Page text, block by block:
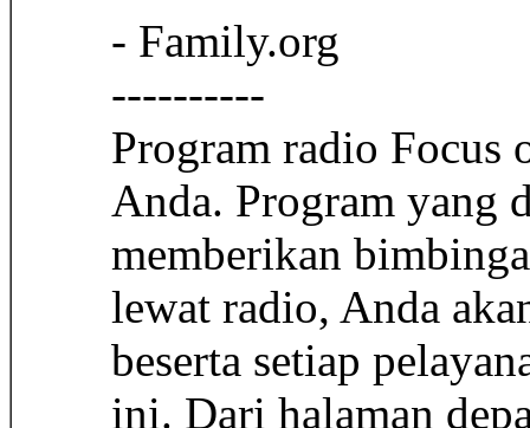
- Family.org
----------
Program radio Focus
Anda. Program yang
memberikan
lewat radio, Anda
beserta setiap
ini. Dari halaman